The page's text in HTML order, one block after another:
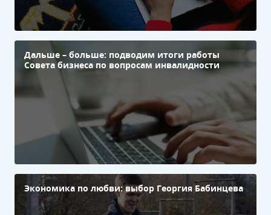
Дальше – больше: подводим итоги работы
Совета бизнеса по вопросам инвалидности
Экономика по любви: выбор Георгия Бабинцева